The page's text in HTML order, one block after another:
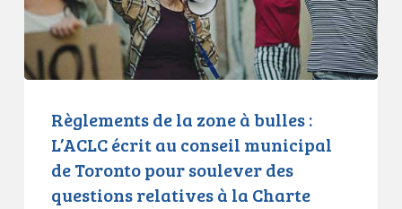
:
L’ACLC
écrit
au
municipal
Toronto
Règlements de la zone à bulles :
L’ACLC écrit au conseil municipal
de Toronto pour soulever des
questions relatives à la Charte